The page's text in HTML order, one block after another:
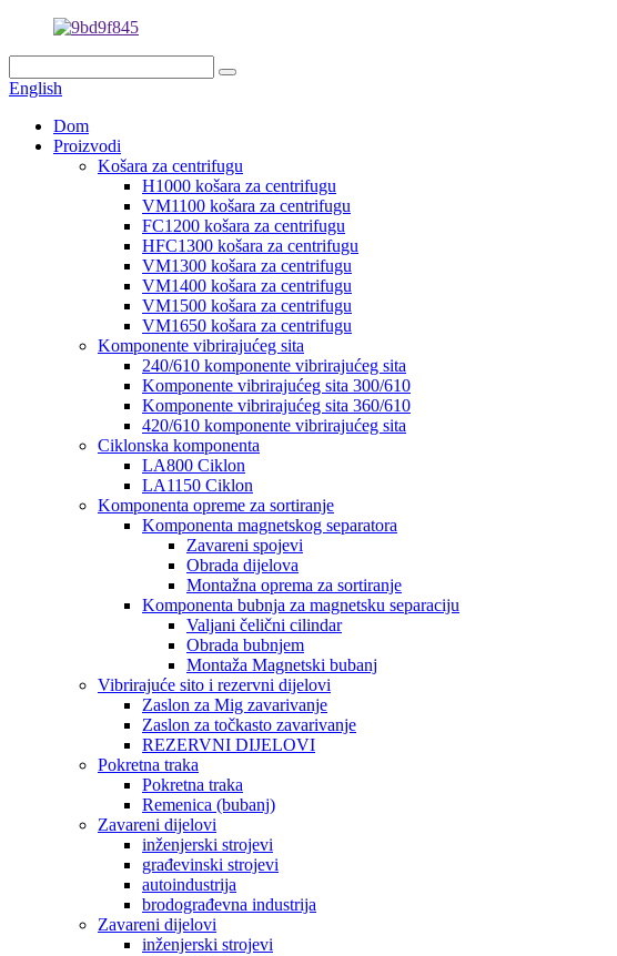
English
Dom
Proizvodi
Košara za centrifugu
H1000 košara za centrifugu
VM1100 košara za centrifugu
FC1200 košara za centrifugu
HFC1300 košara za centrifugu
VM1300 košara za centrifugu
VM1400 košara za centrifugu
VM1500 košara za centrifugu
VM1650 košara za centrifugu
Komponente vibrirajućeg sita
240/610 komponente vibrirajućeg sita
Komponente vibrirajućeg sita 300/610
Komponente vibrirajućeg sita 360/610
420/610 komponente vibrirajućeg sita
Ciklonska komponenta
LA800 Ciklon
LA1150 Ciklon
Komponenta opreme za sortiranje
Komponenta magnetskog separatora
Zavareni spojevi
Obrada dijelova
Montažna oprema za sortiranje
Komponenta bubnja za magnetsku separaciju
Valjani čelični cilindar
Obrada bubnjem
Montaža Magnetski bubanj
Vibrirajuće sito i rezervni dijelovi
Zaslon za Mig zavarivanje
Zaslon za točkasto zavarivanje
REZERVNI DIJELOVI
Pokretna traka
Pokretna traka
Remenica (bubanj)
Zavareni dijelovi
inženjerski strojevi
građevinski strojevi
autoindustrija
brodograđevna industrija
Zavareni dijelovi
inženjerski strojevi